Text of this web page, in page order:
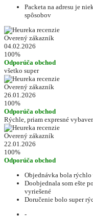
Packeta na adresu je
spôsobov
Overený zákazník
04.02.2026
100%
Odporúča obchod
všetko super
Overený zákazník
26.01.2026
100%
Odporúča obchod
Rýchle, priam expresné
Overený zákazník
22.01.2026
100%
Odporúča obchod
Objednávka bola rýchlo
Doobjednala som ešte
vyriešené
Doručenie bolo super
-